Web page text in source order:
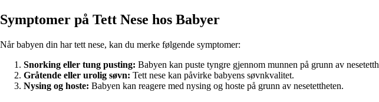
Symptomer på Tett Nese hos Babyer
Når babyen din har tett nese, kan du merke følgende symptomer:
Snorking eller tung pusting: Babyen kan puste tyngre gjennom munnen på grunn av
Gråtende eller urolig søvn: Tett nese kan påvirke babyens søvnkvalitet.
Nysing og hoste: Babyen kan reagere med nysing og hoste på grunn av nesetettheten.